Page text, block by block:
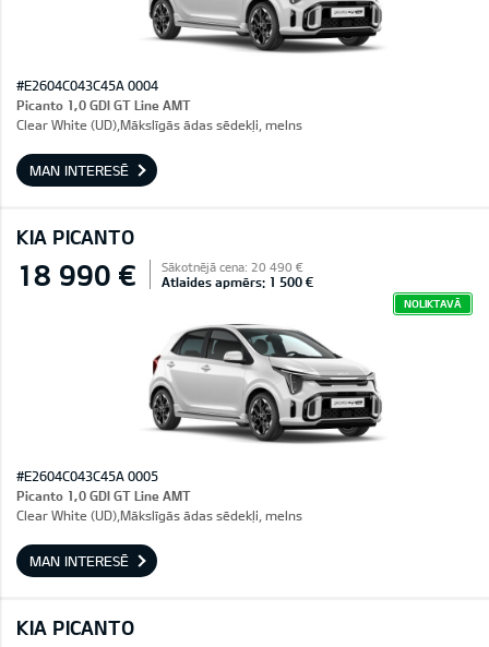
#E2604C043C45A 0004
Picanto 1,0 GDI GT Line AMT
Clear White (UD),Mākslīgās ādas sēdekļi, melns
MAN INTERESĒ
KIA PICANTO
18 990 € Sākotnējā cena: 20 490 €
Atlaides apmērs: 1 500 €
NOLIKTAVĀ
#E2604C043C45A 0005
Picanto 1,0 GDI GT Line AMT
Clear White (UD),Mākslīgās ādas sēdekļi, melns
MAN INTERESĒ
KIA PICANTO